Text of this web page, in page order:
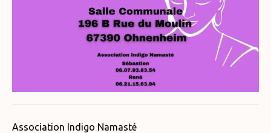
Association Indigo Namasté